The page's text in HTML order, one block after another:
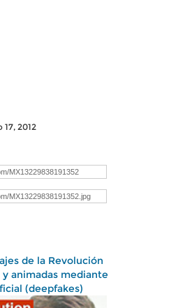
2012
de la Revolución
animadas mediante
(deepfakes)